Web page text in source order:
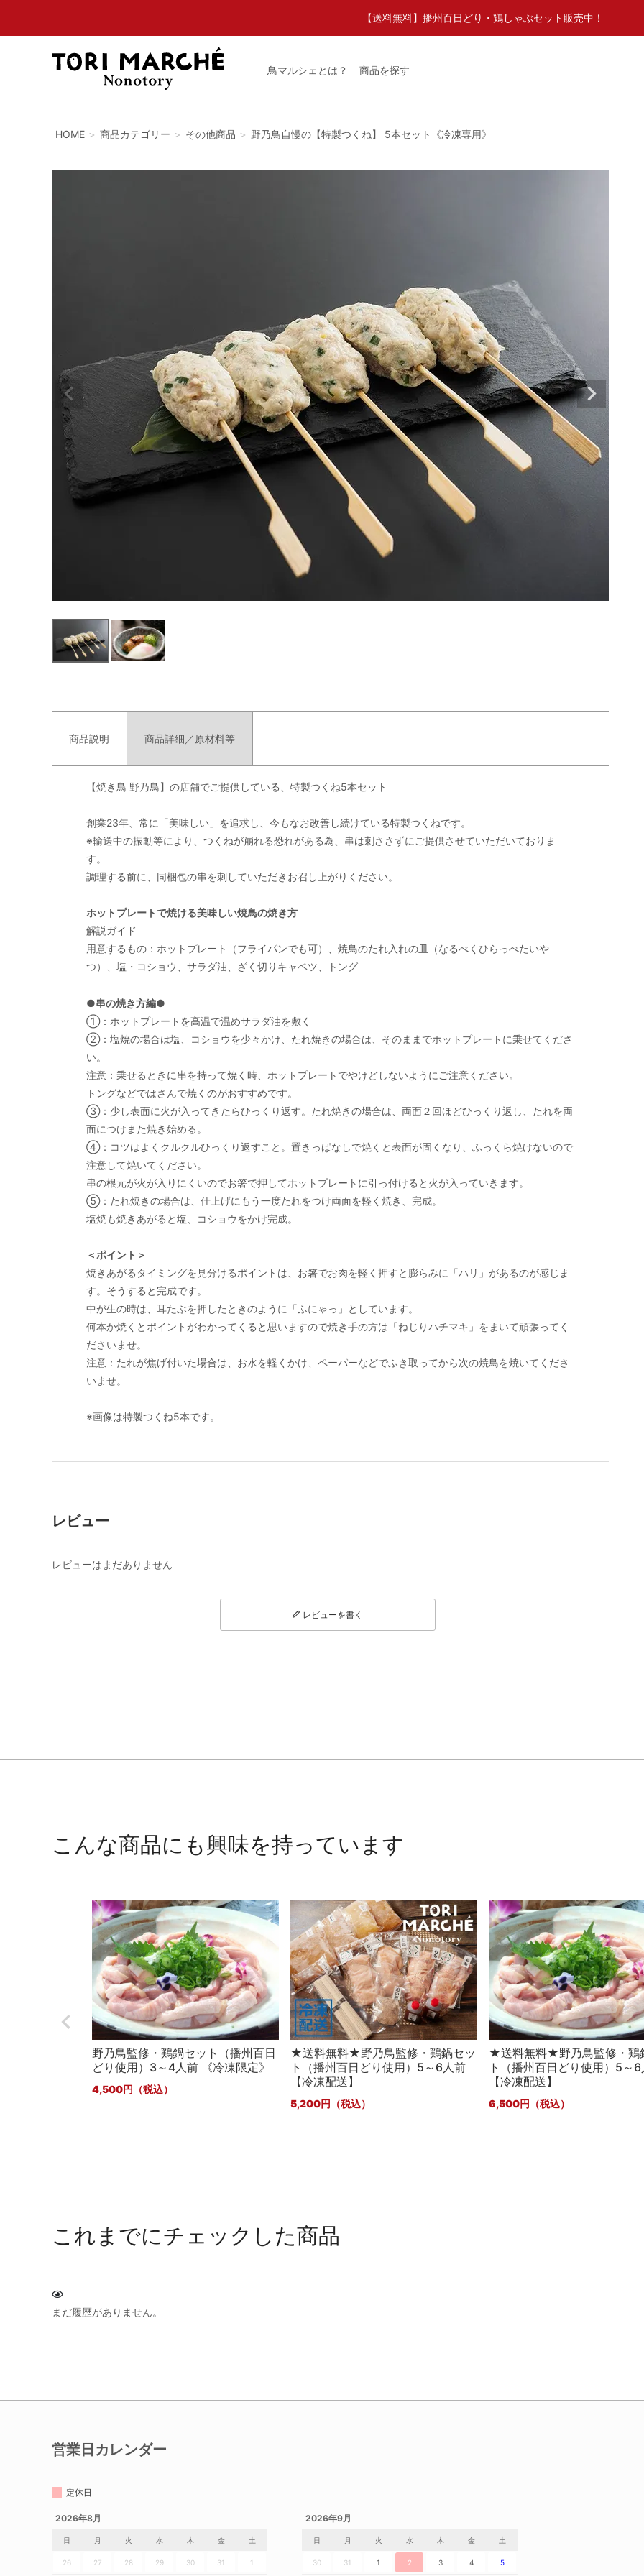
【送料無料】播州百日どり・鶏しゃぶセット販売中！
鳥マルシェとは？ 商品を探す
HOME 商品カテゴリー その他商品 野乃鳥自慢の【特製つくね】 5本セット《冷凍専用》
商品説明 商品詳細／原材料等
【焼き鳥 野乃鳥】の店舗でご提供している、特製つくね5本セット
創業23年、常に「美味しい」を追求し、今もなお改善し続けている特製つくねです。
※輸送中の振動等により、つくねが崩れる恐れがある為、串は刺ささずにご提供させていただいておりま
す。
調理する前に、同梱包の串を刺していただきお召し上がりください。
ホットプレートで焼ける美味しい焼鳥の焼き方
解説ガイド
用意するもの：ホットプレート（フライパンでも可）、焼鳥のたれ入れの皿（なるべくひらっべたいや
つ）、塩・コショウ、サラダ油、ざく切りキャベツ、トング
●串の焼き方編●
①：ホットプレートを高温で温めサラダ油を敷く
②：塩焼の場合は塩、コショウを少々かけ、たれ焼きの場合は、そのままでホットプレートに乗せてくださ
い。
注意：乗せるときに串を持って焼く時、ホットプレートでやけどしないようにご注意ください。
トングなどではさんで焼くのがおすすめです。
③：少し表面に火が入ってきたらひっくり返す。たれ焼きの場合は、両面２回ほどひっくり返し、たれを両
面につけまた焼き始める。
④：コツはよくクルクルひっくり返すこと。置きっぱなしで焼くと表面が固くなり、ふっくら焼けないので
注意して焼いてください。
串の根元が火が入りにくいのでお箸で押してホットプレートに引っ付けると火が入っていきます。
⑤：たれ焼きの場合は、仕上げにもう一度たれをつけ両面を軽く焼き、完成。
塩焼も焼きあがると塩、コショウをかけ完成。
＜ポイント＞
焼きあがるタイミングを見分けるポイントは、お箸でお肉を軽く押すと膨らみに「ハリ」があるのが感じま
す。そうすると完成です。
中が生の時は、耳たぶを押したときのように「ふにゃっ」としています。
何本か焼くとポイントがわかってくると思いますので焼き手の方は「ねじりハチマキ」をまいて頑張ってく
ださいませ。
注意：たれが焦げ付いた場合は、お水を軽くかけ、ペーパーなどでふき取ってから次の焼鳥を焼いてくださ
いませ。
※画像は特製つくね5本です。
レビュー
レビューはまだありません
レビューを書く
こんな商品にも興味を持っています
野乃鳥監修・鶏鍋セット（播州百日
どり使用）3～4人前 《冷凍限定》
4,500
★送料無料★野乃鳥監修・鶏鍋セッ
ト（播州百日どり使用）5～6人前
【冷凍配送】
5,200
★送料無料★野乃鳥監修・鶏
ト（播州百日どり使用）5～
【冷凍配送】
6,500
これまでにチェックした商品
まだ履歴がありません。
営業日カレンダー
定休日
2026年8月
日 月 火 水 木 金 土
26 27 28 29 30 31 1
2026年9月
日 月 火 水 木 金 土
30 31 1 2 3 4 5